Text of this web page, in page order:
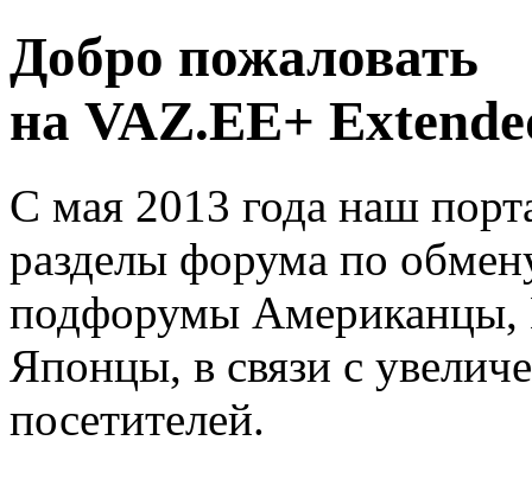
Добро пожаловать
на VAZ.EE+
С мая 2013 года наш
разделы форума по
подфорумы
Японцы, в связи с
посетителей.